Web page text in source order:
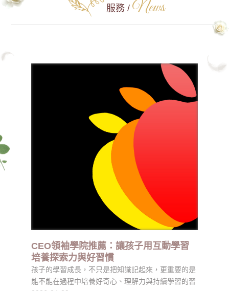
服務 / News
CEO領袖學院推薦：讓孩子用互動學習
培養探索力與好習慣
孩子的學習成長，不只是把知識記起來，更重要的是
能不能在過程中培養好奇心、理解力與持續學習的習